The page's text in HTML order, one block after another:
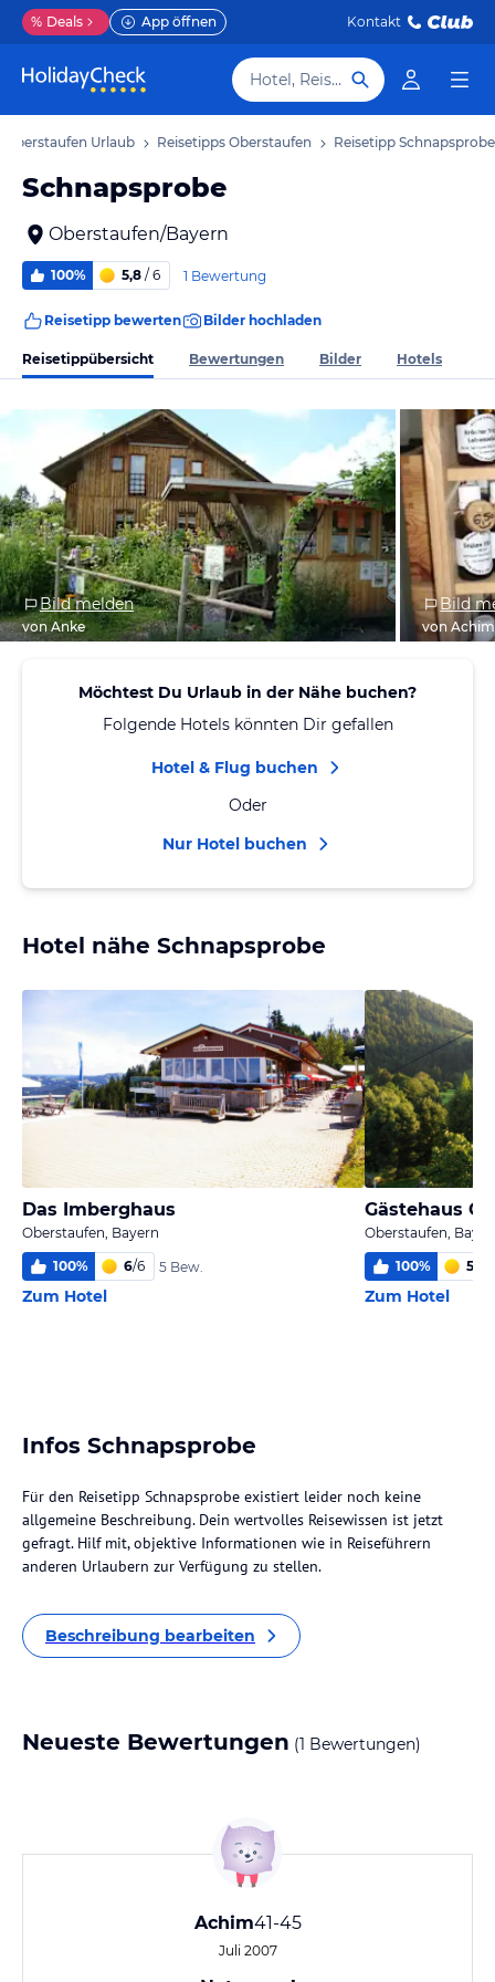
% Deals App öffnen Kontakt
Hotel, Reiseziel
Oberstaufen Urlaub Reisetipps Oberstaufen Reisetipp Schnapsprobe
Schnapsprobe
Oberstaufen/Bayern
100% 5,8 / 6 1 Bewertung
Reisetipp bewerten Bilder hochladen
Reisetippübersicht Bewertungen Bilder Hotels
Bild melden
von Anke
Bild
von Achim
Möchtest Du Urlaub in der Nähe buchen?
Folgende Hotels könnten Dir gefallen
Hotel & Flug buchen
Oder
Nur Hotel buchen
Hotel nähe Schnapsprobe
Das Imberghaus
Oberstaufen, Bayern
100% 6/6 5 Bew.
Zum Hotel
Gästehaus
Oberstaufen,
100% 5,1
Zum Hotel
Infos Schnapsprobe
Für den Reisetipp Schnapsprobe existiert leider noch keine
allgemeine Beschreibung. Dein wertvolles Reisewissen ist jetzt
gefragt. Hilf mit, objektive Informationen wie in Reiseführern
anderen Urlaubern zur Verfügung zu stellen.
Beschreibung bearbeiten
Neueste Bewertungen (1 Bewertungen)
Achim41-45
Juli 2007